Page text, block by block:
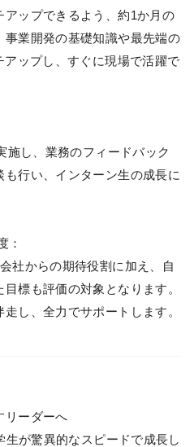
アップできるよう、約1か月の
業開発の基礎知識や最先端の
ップし、すぐに現場で活躍で
施し、業務のフィードバック
行い、インターン生の成長に
：
社からの期待役割に加え、自
標も評価の対象となります。
し、全力でサポートします。
リーダーへ
が驚異的なスピードで成長し